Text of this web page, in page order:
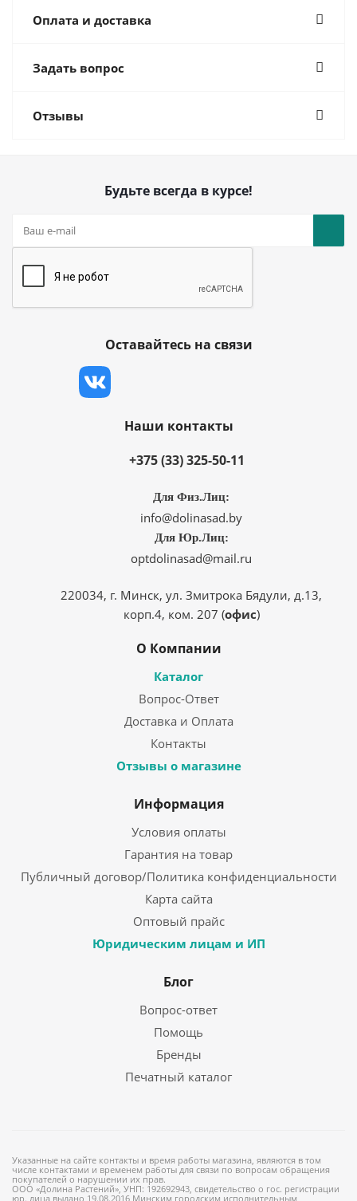
Оплата и доставка
Задать вопрос
Отзывы
Будьте всегда в курсе!
Оставайтесь на связи
Наши контакты
+375 (33) 325-50-11
Для Физ.Лиц:
info@dolinasad.by
Для Юр.Лиц:
optdolinasad@mail.ru
220034, г. Минск, ул. Змитрока Бядули, д.13,
корп.4, ком. 207 (офис)
О Компании
Каталог
Вопрос-Ответ
Доставка и Оплата
Контакты
Отзывы о магазине
Информация
Условия оплаты
Гарантия на товар
Публичный договор/Политика конфиденциальности
Карта сайта
Оптовый прайс
Юридическим лицам и ИП
Блог
Вопрос-ответ
Помощь
Бренды
Печатный каталог
Указанные на сайте контакты и время работы магазина, являются в том
числе контактами и временем работы для связи по вопросам обращения
покупателей о нарушении их прав.
ООО «Долина Растений», УНП: 192692943, свидетельство о гос. регистрации
юр. лица выдано 19.08.2016 Минским городским исполнительным